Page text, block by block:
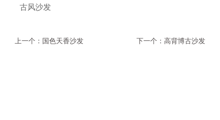
古风沙发
上一个：国色天香沙发 下一个：高背博古沙发